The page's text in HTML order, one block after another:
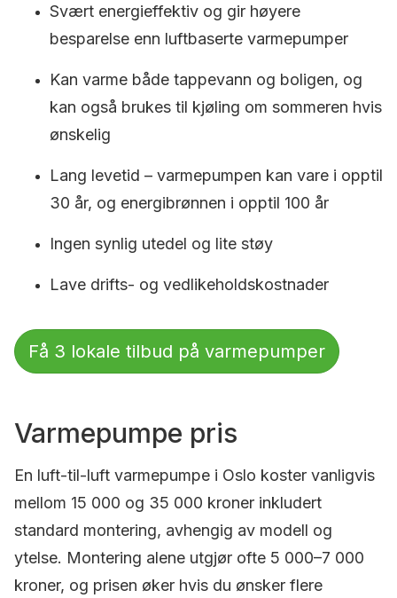
Svært energieffektiv og gir høyere
besparelse enn luftbaserte varmepumper
Kan varme både tappevann og boligen, og
kan også brukes til kjøling om sommeren hvis
ønskelig
Lang levetid – varmepumpen kan vare i opptil
30 år, og energibrønnen i opptil 100 år
Ingen synlig utedel og lite støy
Lave drifts- og vedlikeholdskostnader
Få 3 lokale tilbud på varmepumper
Varmepumpe pris
En luft-til-luft varmepumpe i Oslo koster vanligvis
mellom 15 000 og 35 000 kroner inkludert
standard montering, avhengig av modell og
ytelse. Montering alene utgjør ofte 5 000–7 000
kroner, og prisen øker hvis du ønsker flere